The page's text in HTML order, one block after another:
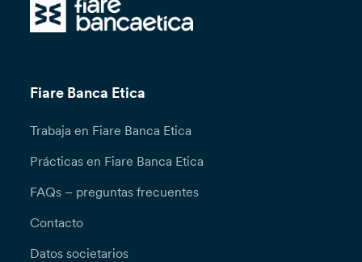
Fiare Banca Etica
Trabaja en Fiare Banca Etica
Prácticas en Fiare Banca Etica
FAQs – preguntas frecuentes
Contacto
Datos societarios